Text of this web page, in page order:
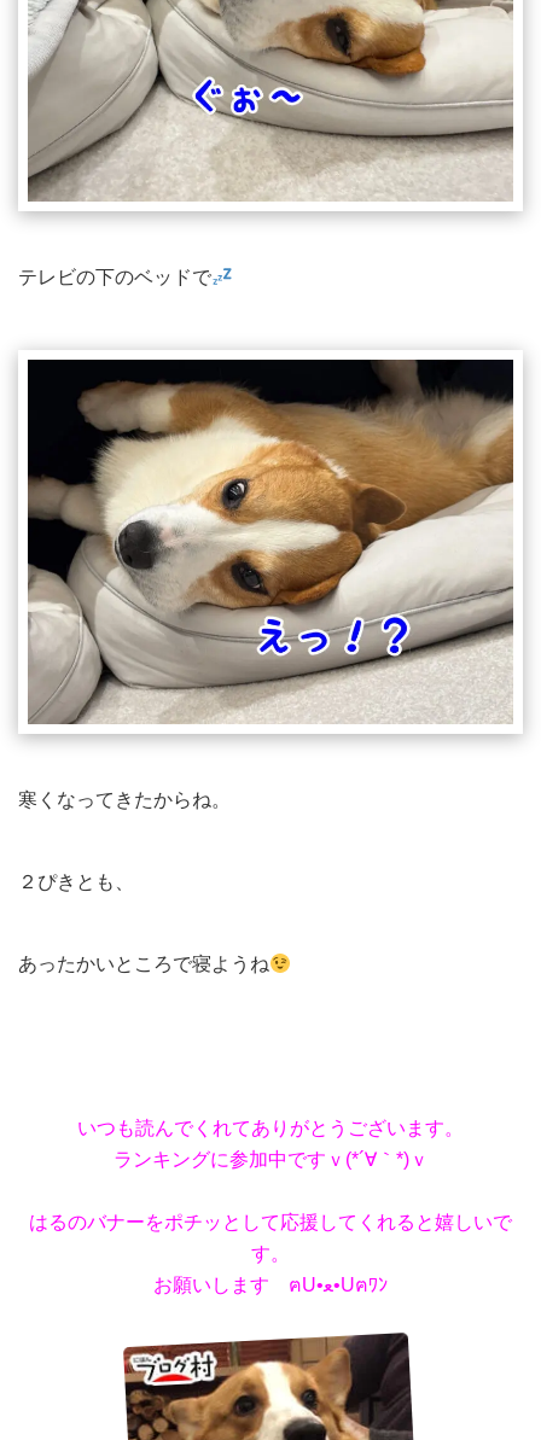
テレビの下のベッドで
寒くなってきたからね。
２ぴきとも、
あったかいところで寝ようね
いつも読んでくれてありがとうございます。
ランキングに参加中ですｖ(*´∀｀*)ｖ
はるのバナーをポチッとして応援してくれると嬉しいで
す。
お願いします ฅU•ﻌ•Uฅﾜﾝ